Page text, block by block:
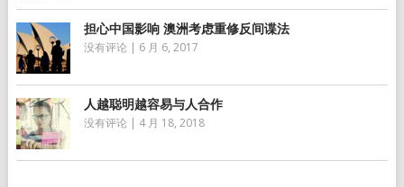
担心中国影响 澳洲考虑重修反间谍法
没有评论 | 6 月 6, 2017
人越聪明越容易与人合作
没有评论 | 4 月 18, 2018